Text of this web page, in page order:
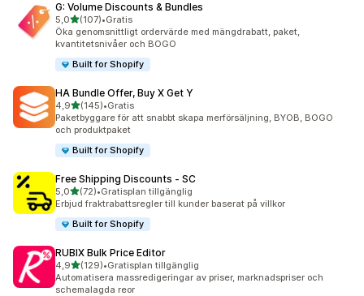
G: Volume Discounts & Bundles
5,0av 5 stjärnor
(107)
107 recensioner totalt
•Gratis
Öka genomsnittligt ordervärde med mängdrabatt, paket,
kvantitetsnivåer och BOGO
Built for Shopify
HA Bundle Offer, Buy X Get Y
4,9av 5 stjärnor
(145)
145 recensioner totalt
•Gratis
Paketbyggare för att snabbt skapa merförsäljning, BYOB, BOGO
och produktpaket
Built for Shopify
Free Shipping Discounts ‑ SC
5,0av 5 stjärnor
(72)
72 recensioner totalt
•Gratisplan tillgänglig
Erbjud fraktrabattsregler till kunder baserat på villkor
Built for Shopify
RUBIX Bulk Price Editor
4,9av 5 stjärnor
(129)
129 recensioner totalt
•Gratisplan tillgänglig
Automatisera massredigeringar av priser, marknadspriser och
schemalagda reor